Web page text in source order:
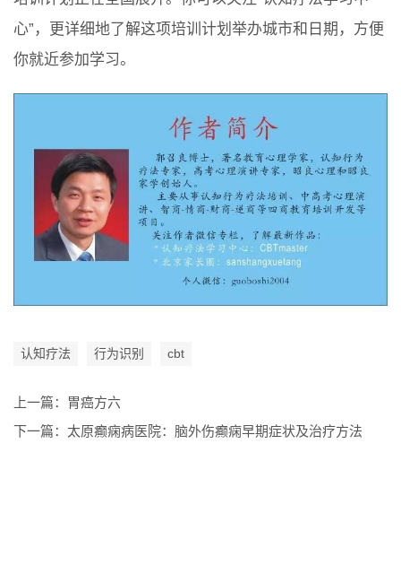
心”，更详细地了解这项培训计划举办城市和日期，方便
你就近参加学习。
认知疗法 行为识别 cbt
上一篇：
胃癌方六
下一篇： 太原癫痫病医院：脑外伤癫痫早期症状及治疗方法